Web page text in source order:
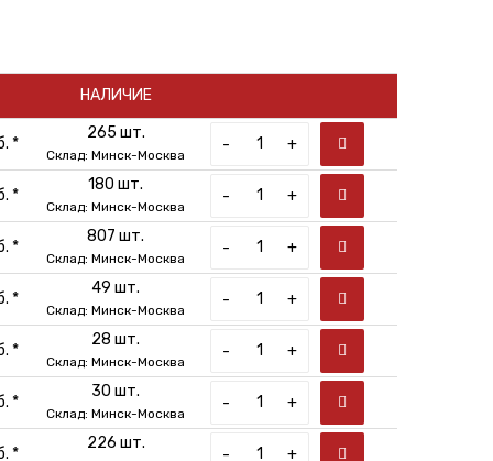
НАЛИЧИЕ
*
265 шт.
Склад: Минск-Москва
- +
*
180 шт.
Склад: Минск-Москва
- +
*
807 шт.
Склад: Минск-Москва
- +
*
49 шт.
Склад: Минск-Москва
- +
*
28 шт.
Склад: Минск-Москва
- +
*
30 шт.
Склад: Минск-Москва
- +
*
226 шт.
- +